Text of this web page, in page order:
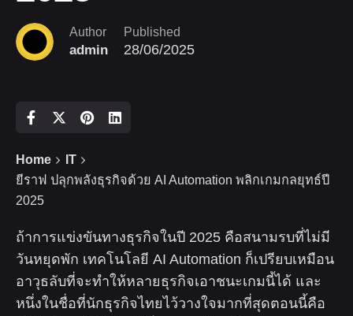
Author
admin
Published
28/06/2025
Home
IT
ยีราฟ ปลุกพลังธุรกิจด้วย AI Automation พลิกเกมกลยุทธ์ปี
2025
ถ้าการแข่งขันทางธุรกิจในปี 2025 คือสนามรบที่ไม่มี
วันหยุดพัก เทคโนโลยี AI Automation ก็เปรียบเหมือน
อาวุธลับที่จะทำให้หลายธุรกิจเอาชนะเกมนี้ได้ และ
หนึ่งในชื่อที่นักธุรกิจไทยไว้วางใจมากที่สุดตอนนี้คือ